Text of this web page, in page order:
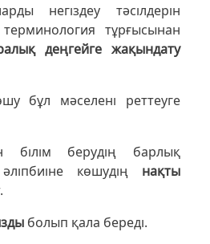
негіздеу тәсілдерін
тұрғысынан
деңгейге жақындату
бұл мәселені реттеуге
білім берудің барлық
көшудің нақты
болып қала береді.